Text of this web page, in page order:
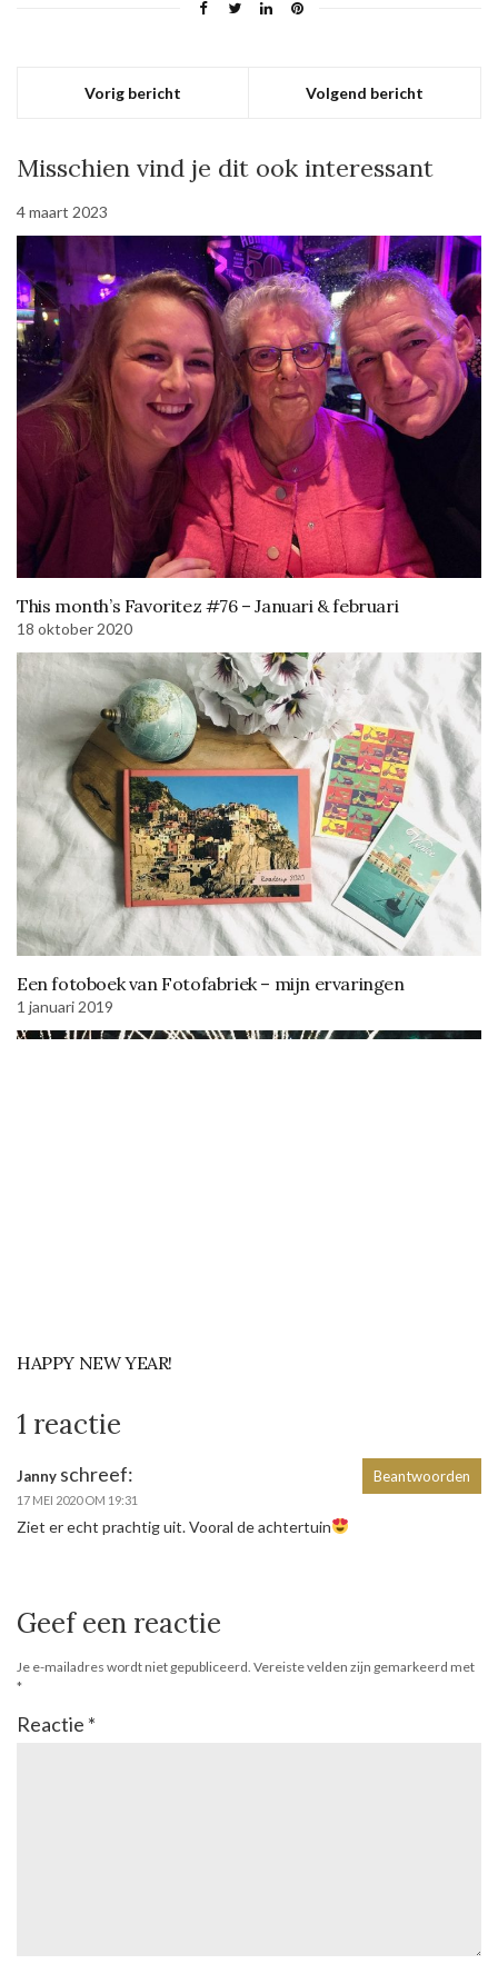
Vorig bericht Volgend bericht
Misschien vind je dit ook interessant
4 maart 2023
This month’s Favoritez #76 – Januari & februari
18 oktober 2020
Een fotoboek van Fotofabriek – mijn ervaringen
1 januari 2019
HAPPY NEW YEAR!
1 reactie
Janny schreef:
17 MEI 2020 OM 19:31
Ziet er echt prachtig uit. Vooral de achtertuin
Beantwoorden
Geef een reactie
Je e-mailadres wordt niet gepubliceerd. Vereiste velden zijn gemarkeerd met
*
Reactie *